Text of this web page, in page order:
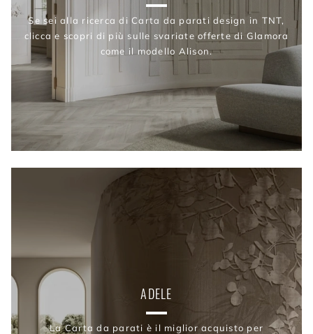
Se sei alla ricerca di Carta da parati design in TNT,
clicca e scopri di più sulle svariate offerte di Glamora
come il modello Alison.
ADELE
La Carta da parati è il miglior acquisto per